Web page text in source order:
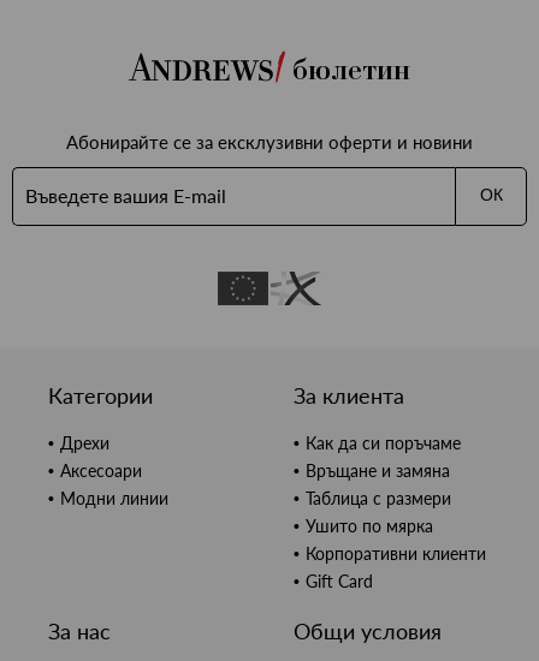
бюлетин
Абонирайте се за ексклузивни оферти и новини
ОК
Категории
Дрехи
Аксесоари
Модни линии
За клиента
Как да си поръчаме
Връщане и замяна
Таблица с размери
Ушито по мярка
Корпоративни клиенти
Gift Card
За нас Общи условия